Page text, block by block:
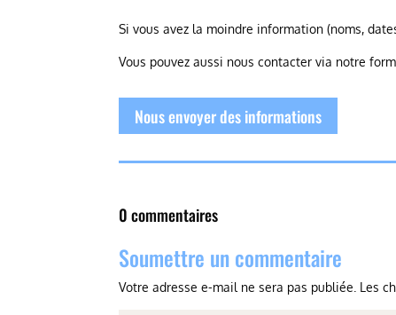
Si vous avez la moindre information (noms,
Vous pouvez aussi nous contacter via notre
Nous envoyer des informations
0 commentaires
Soumettre un commentaire
Votre adresse e-mail ne sera pas publiée. Les